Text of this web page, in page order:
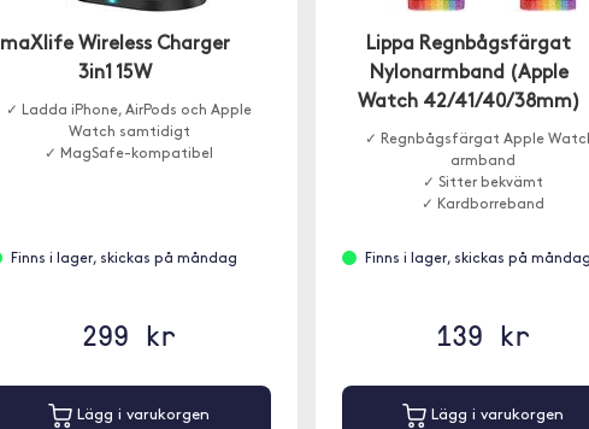
maXlife Wireless Charger
3in1 15W
✓ Ladda iPhone, AirPods och Apple
Watch samtidigt
✓ MagSafe-kompatibel
Finns i lager, skickas på måndag
299 kr
Lägg i varukorgen
Lippa Regnbågsfärgat
Nylonarmband (Apple
Watch 42/41/40/38mm)
✓ Regnbågsfärgat Apple
armband
✓ Sitter bekvämt
✓ Kardborreband
Finns i lager, skickas på måndag
139 kr
Lägg i varukorgen